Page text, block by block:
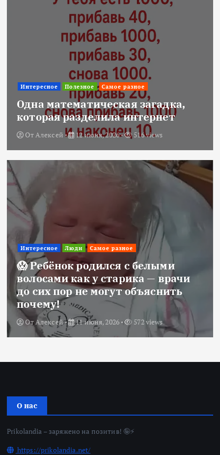
Интересное Полезное Самое разное
Одна математическая загадка,
которая разделила интернет
ОтАлексей 12 июня, 2026 516 views
Интересное Люди Самое разное
😱 Ребёнок родился с белыми
волосами как у старика — врачи
до сих пор не могут объяснить
почему!
ОтАлексей 11 июня, 2026 572 views
О нас
Prikolandia – заряжено на позитив! 🤪⚡
https://prikolandia.net/